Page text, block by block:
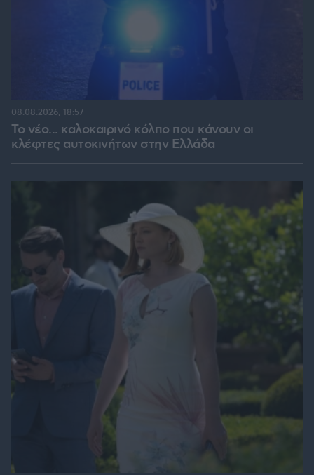
Το νέο... καλοκαιρινό κόλπο που κάνουν οι
κλέφτες αυτοκινήτων στην Ελλάδα
08.08.2026, 18:57